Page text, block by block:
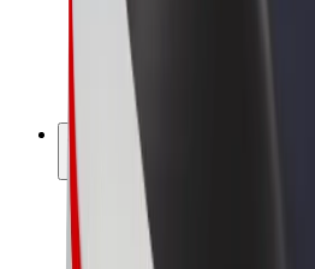
Bolt ბიზნესისთვის
ელ. ბაიკი
Bolt Plus
გამოიმუშავე Bolt-თან ერთად
მძღოლები
მძღოლის შემოსავლები